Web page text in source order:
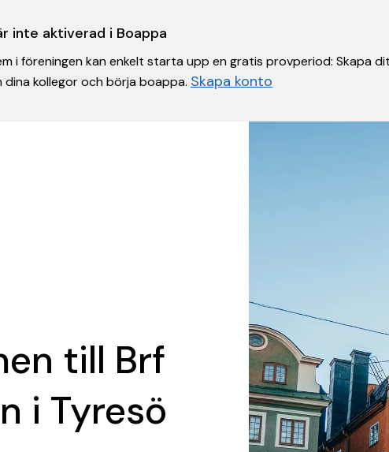
inte aktiverad i Boappa
i föreningen kan enkelt starta upp en gratis provperiod: Skapa
dina kollegor och börja boappa. Skapa konto
till Brf
i Tyresö